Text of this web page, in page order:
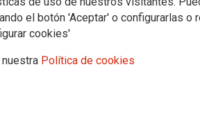
el botón 'Aceptar' o configurarlas o
cookies'
Política de cookies